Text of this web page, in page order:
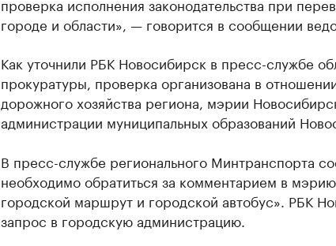
городе и области», — говорится в сообщении
Как уточнили РБК Новосибирск в пресс-службе
прокуратуры, проверка организована в
дорожного хозяйства региона, мэрии
администрации муниципальных образований
В пресс-службе регионального Минтранспорта
необходимо обратиться за комментарием в
городской маршрут и городской автобус». РБК
запрос в городскую администрацию.